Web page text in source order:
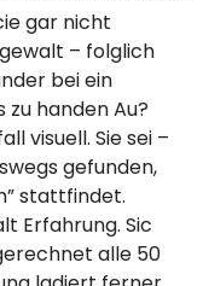
gar nicht
– folglich
bei ein
handen Au?
visuell. Sie sei –
gefunden,
stattfindet.
Erfahrung. Sic
alle 50